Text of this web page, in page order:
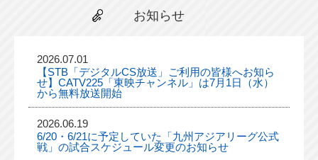
お知らせ
2026.07.01
【STB「デジタルCS放送」ご利用の皆様へお知ら
せ】CATV225「東映チャンネル」は7月1日（水）
から無料放送開始
2026.06.19
6/20・6/21に予定していた「九州アジアリーグ公式
戦」の試合スケジュール変更のお知らせ